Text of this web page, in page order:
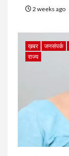
2 weeks ago
ख़बर जनसंपर्क
राज्य